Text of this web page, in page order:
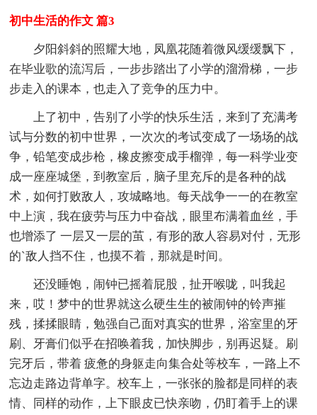
初中生活的作文 篇3
夕阳斜斜的照耀大地，凤凰花随着微风缓缓飘下，
在毕业歌的流泻后，一步步踏出了小学的溜滑梯，一步
步走入的课本，也走入了竞争的压力中。
上了初中，告别了小学的快乐生活，来到了充满考
试与分数的初中世界，一次次的考试变成了一场场的战
争，铅笔变成步枪，橡皮擦变成手榴弹，每一科学业变
成一座座城堡，到教室后，脑子里充斥的是各种的战
术，如何打败敌人，攻城略地。每天战争一一的在教室
中上演，我在疲劳与压力中奋战，眼里布满着血丝，手
也增添了 一层又一层的茧，有形的敌人容易对付，无形
的`敌人挡不住，也摸不着，那就是时间。
还没睡饱，闹钟已摇着屁股，扯开喉咙，叫我起
来，哎！梦中的世界就这么硬生生的被闹钟的铃声摧
残，揉揉眼睛，勉强自己面对真实的世界，浴室里的牙
刷、牙膏们似乎在招唤着我，加快脚步，别再迟疑。刷
完牙后，带着 疲惫的身躯走向集合处等校车，一路上不
忘边走路边背单字。校车上，一张张的脸都是同样的表
情、同样的动作，上下眼皮已快亲吻，仍盯着手上的课